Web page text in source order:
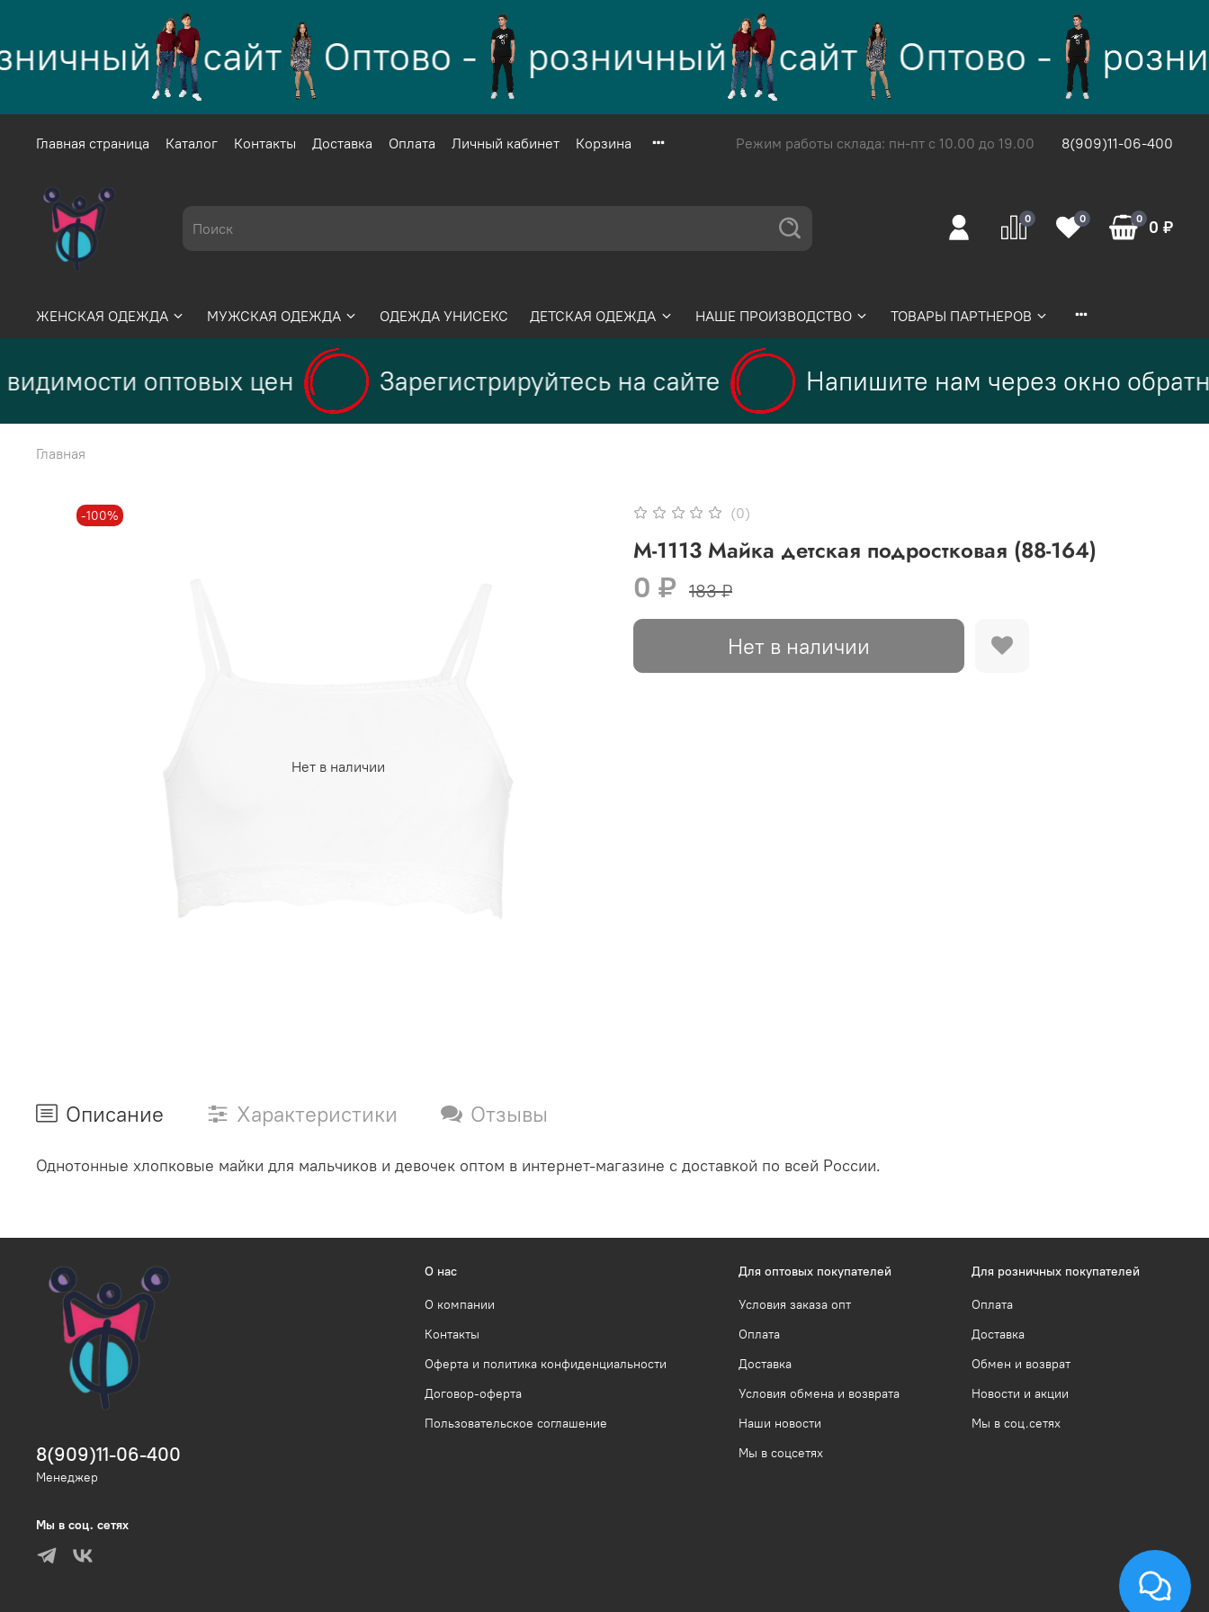
сайт Оптово - розничный сайт Оптово -
Главная страница Каталог Контакты Доставка Оплата Личный кабинет Корзина Режим работы склада: пн-пт с 10.00 до 19.00 8(909)11-06-400
0 0 0 0 ₽
ЖЕНСКАЯ ОДЕЖДА МУЖСКАЯ ОДЕЖДА ОДЕЖДА УНИСЕКС ДЕТСКАЯ ОДЕЖДА НАШЕ ПРОИЗВОДСТВО ТОВАРЫ ПАРТНЕРОВ
оптовых цен Зарегистрируйтесь на сайте Напишите нам через окно
Главная
Нет в наличии
-100% (0)
М-1113 Майка детская подростковая (88-164)
0 ₽ 183 ₽
Нет в наличии
Описание Характеристики Отзывы
Однотонные хлопковые майки для мальчиков и девочек оптом в интернет-магазине с доставкой по всей России.
О нас
О компании
Контакты
Оферта и политика конфиденциальности
Договор-оферта
Пользовательское соглашение
Для оптовых покупателей
Условия заказа опт
Оплата
Доставка
Условия обмена и возврата
Наши новости
Мы в соцсетях
Для розничных покупателей
Оплата
Доставка
Обмен и возврат
Новости и акции
Мы в соц.сетях
8(909)11-06-400
Менеджер
Мы в соц. сетях